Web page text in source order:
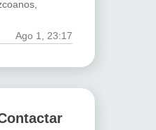
Ago 1, 23:17